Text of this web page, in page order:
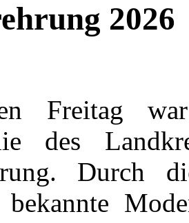
2026
Freitag
des
Durch
bekannte